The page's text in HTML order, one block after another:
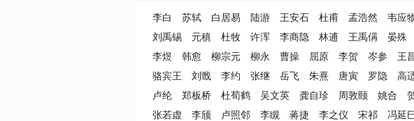
李白 苏轼 白居易 陆游 王安石 杜甫 孟浩然 韦应
刘禹锡
元稹 杜牧 许浑 李商隐 林逋 王禹偁 晏殊
李煜
韩愈 柳宗元 柳永 曹操 屈原 李贺 岑参 王
骆宾王
刘戬 李约 张继 岳飞 朱熹 唐寅 罗隐 高
卢纶
郑板桥 杜荀鹤 吴文英 龚自珍 周敦颐 姚合
张若虚
李颀 卢照邻 李瞡 蒋捷 李之仪 宋祁 冯延